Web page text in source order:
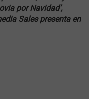
por Navidad’,
Sales presenta en